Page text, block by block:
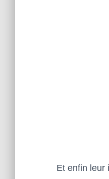
Et enfin leur